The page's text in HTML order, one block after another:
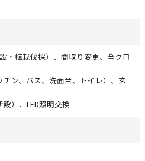
・植栽伐採）、間取り変更、全クロ
ン、バス、洗面台、トイレ）、玄
）、LED照明交換